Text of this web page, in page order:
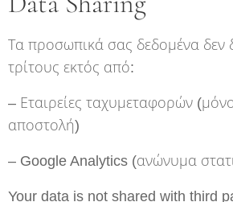
Τα προσωπικά σας δεδομένα δεν
τρίτους εκτός από:
– Εταιρείες ταχυμεταφορών
αποστολή)
– Google Analytics (ανώνυμα
Your data is not shared with third